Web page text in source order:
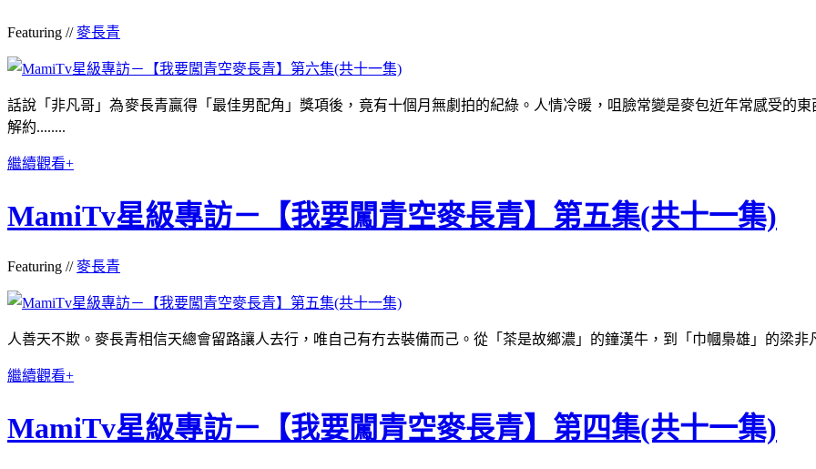
Featuring //麥長青
話說「非凡哥」為麥長青贏得「最佳男配角」獎項後，竟有十個月無劇拍的紀綠。人情冷暖，咀臉常變是麥包近年常感受的
解約........
繼續觀看+
MamiTv星級專訪－【我要闖青空麥長青】第五集(共十一集)
Featuring //麥長青
人善天不欺。麥長青相信天總會留路讓人去行，唯自己有冇去裝備而己。從「茶是故鄉濃」的鐘漢牛，到「巾幗梟雄」的梁非
繼續觀看+
MamiTv星級專訪－【我要闖青空麥長青】第四集(共十一集)